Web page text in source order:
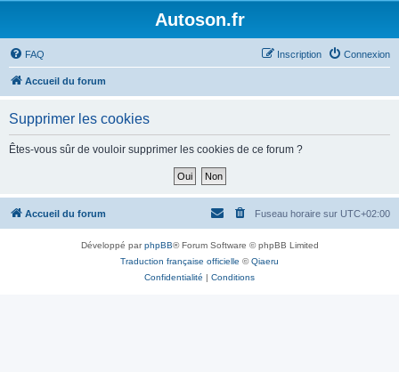
Autoson.fr
FAQ Connexion
Inscription
Accueil du forum
Supprimer les cookies
Êtes-vous sûr de vouloir supprimer les cookies de ce forum ?
Accueil du forum Fuseau horaire sur UTC+02:00
Développé parphpBB® Forum Software © phpBB Limited
Traduction française officielle ©Qiaeru
Confidentialité | Conditions